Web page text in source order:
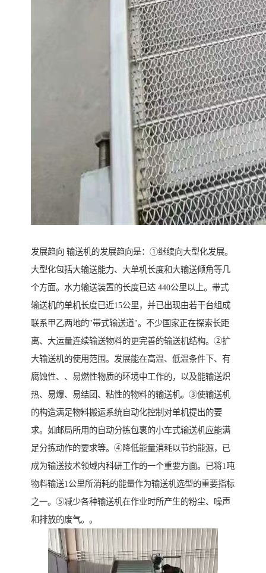
发展趋向 输送机的发展趋向是：①继续向大型化发展。
大型化包括大输送能力、大单机长度和大输送倾角等几
个方面。水力输送装置的长度已达 440公里以上。带式
输送机的单机长度已近15公里，并已出现由若干台组成
联系甲乙两地的"带式输送道"。不少国家正在探索长距
离、大运量连续输送物料的更完善的输送机结构。②扩
大输送机的使用范围。发展能在高温、低温条件下、有
腐蚀性、、易燃性物质的环境中工作的，以及能输送炽
热、易爆、易结团、粘性的物料的输送机。③使输送机
的构造满足物料搬运系统自动化控制对单机提出的要
求。如邮局所用的自动分拣包裹的小车式输送机应能满
足分拣动作的要求等。④降低能量消耗以节约能源，已
成为输送技术领域内科研工作的一个重要方面。已将1吨
物料输送1公里所消耗的能量作为输送机选型的重要指标
之一。⑤减少各种输送机在作业时所产生的粉尘、噪声
和排放的废气。。